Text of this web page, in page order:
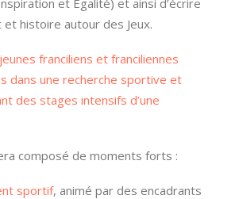
et Égalité) et ainsi d’écrire
histoire autour des Jeux.
franciliens et franciliennes
dans une recherche sportive et
des stages intensifs d’une
composé de moments forts :
sportif, animé par des encadrants